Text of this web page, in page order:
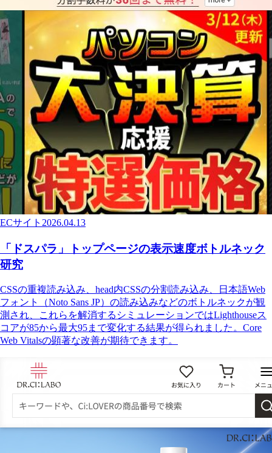
ECサイト 2026.04.13
「ドスパラ」トップページの表示速度ボトルネック
研究
CSSの重複読み込み、head内CSSの分割読み込み、日本語Web
フォント（Noto Sans JP）の読み込みなどのボトルネックが観
測され、これらを解消するシミュレーションではLighthouseス
コアが85から最大95まで変化する結果が得られました。Core
Web Vitalsの顕著な改善が期待できます。